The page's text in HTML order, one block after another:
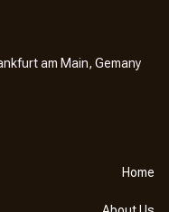
am Main, Gemany
Home